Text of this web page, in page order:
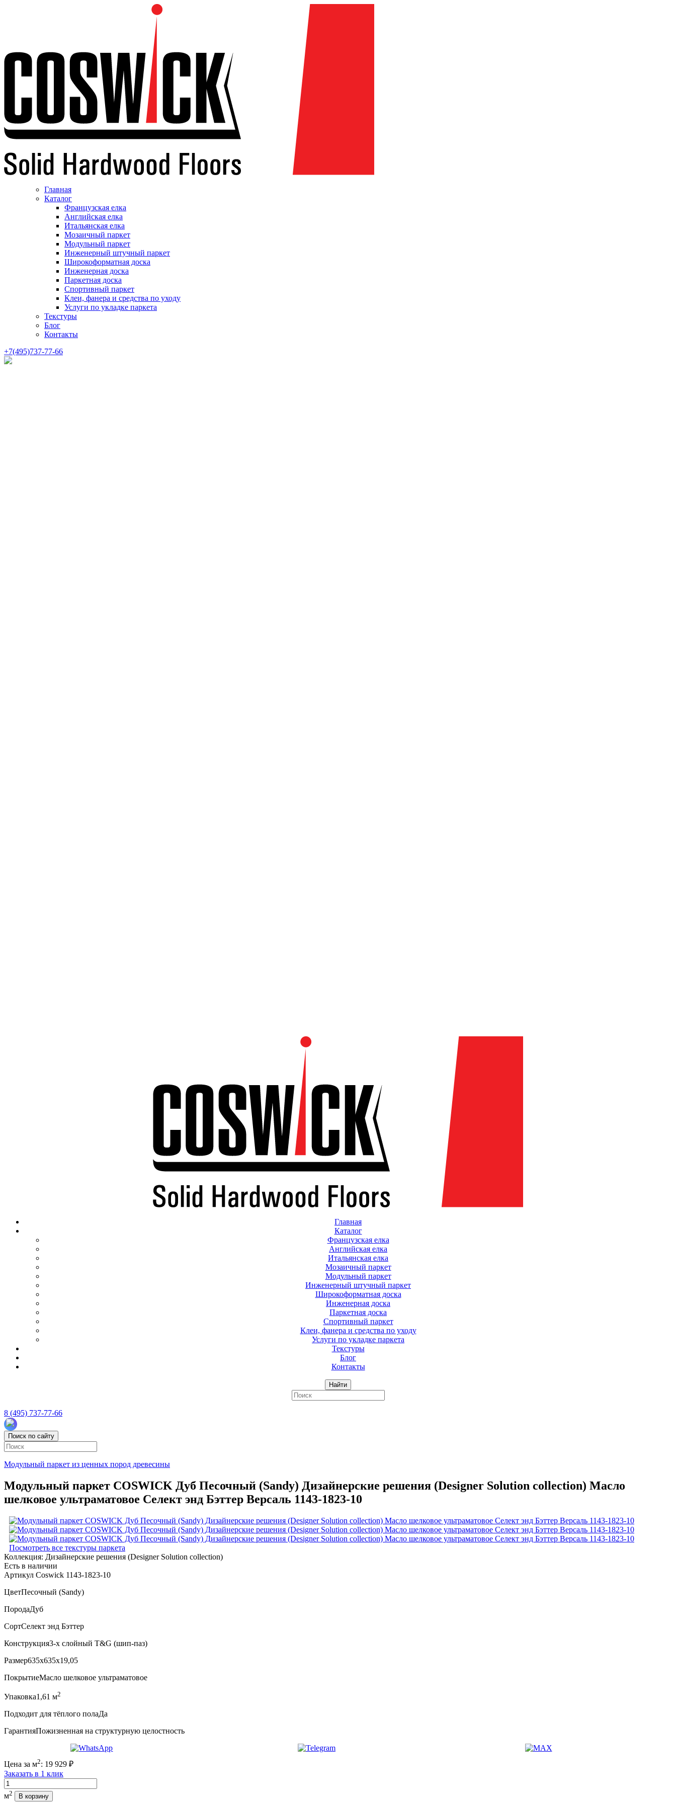
Главная
Каталог
Французская елка
Английская елка
Итальянская елка
Мозаичный паркет
Модульный паркет
Инженерный штучный паркет
Широкоформатная доска
Инженерная доска
Паркетная доска
Спортивный паркет
Клеи, фанера и средства по уходу
Услуги по укладке паркета
Текстуры
Блог
Контакты
+7(495)737-77-66
Главная
Каталог
Французская елка
Английская елка
Итальянская елка
Мозаичный паркет
Модульный паркет
Инженерный штучный паркет
Широкоформатная доска
Инженерная доска
Паркетная доска
Спортивный паркет
Клеи, фанера и средства по уходу
Услуги по укладке паркета
Текстуры
Блог
Контакты
Найти
8 (495) 737-77-66
Поиск по сайту
Модульный паркет из ценных пород древесины
Модульный паркет COSWICK Дуб Песочный (Sandy) Дизайнерские решения (Designer Solution collection) Масло
шелковое ультраматовое Селект энд Бэттер Версаль 1143-1823-10
Посмотреть все текстуры паркета
Коллекция: Дизайнерские решения (Designer Solution collection)
Есть в наличии
Артикул Coswick 1143-1823-10
ЦветПесочный (Sandy)
ПородаДуб
СортСелект энд Бэттер
Конструкция3-х слойный T&G (шип-паз)
Размер635x635x19,05
ПокрытиеМасло шелковое ультраматовое
Упаковка1,61 м2
Подходит для тёплого полаДа
ГарантияПожизненная на структурную целостность
Цена за м2: 19 929 ₽
Заказать в 1 клик
Количество
м2 В корзину